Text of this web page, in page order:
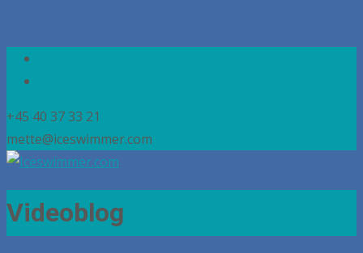
+45 40 37 33 21
mette@iceswimmer.com
Videoblog